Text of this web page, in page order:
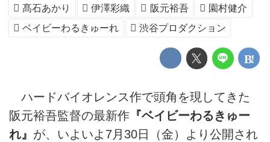
髙石あかり 伊澤彩織 阪元裕吾
園村健介
ベイビーわるきゅーれ
渋谷プロダクション
ハードバイオレンス作で頭角を現してきた
阪元裕吾監督の最新作 『ベイビーわるきゅー
れ』 が、いよいよ7月30日（金）より公開され